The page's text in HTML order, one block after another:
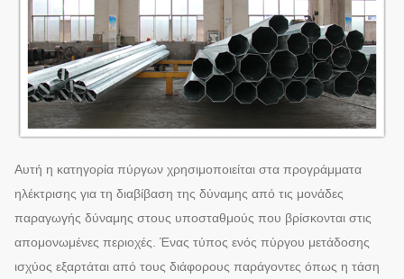
απαιτούν.
Επιφάνεια laye
Στρώμα Zink την καυτή εμβύθιση που
γαλβανίζεται με
Διάρκεια ζωής Περισσότερο από 50 έτη
Ικανότητα
παραγωγής
Αυτή η κατηγορία πύργων χρησιμοποιείται στα προγράμματα
ηλέκτρισης για τη διαβίβαση της δύναμης από τις μονάδες
παραγωγής δύναμης στους υποσταθμούς που βρίσκονται στις
απομονωμένες περιοχές. Ένας τύπος ενός πύργου μετάδοσης
ισχύος εξαρτάται από τους διάφορους παράγοντες όπως η τάση